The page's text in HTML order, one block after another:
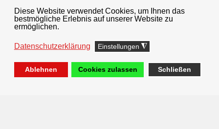
Diese Website verwendet Cookies, um Ihnen das
bestmögliche Erlebnis auf unserer Website zu
ermöglichen.
Datenschutzerklärung Einstellungen ◮
Ablehnen Cookies zulassen Schließen
andauern, werden wir Sie rechtzeitig informieren.
Herzliche Grüße
Das Team der Don Bosco Schule